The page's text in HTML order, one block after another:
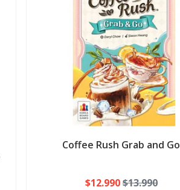
Coffee Rush Grab and Go
$12.990$13.990